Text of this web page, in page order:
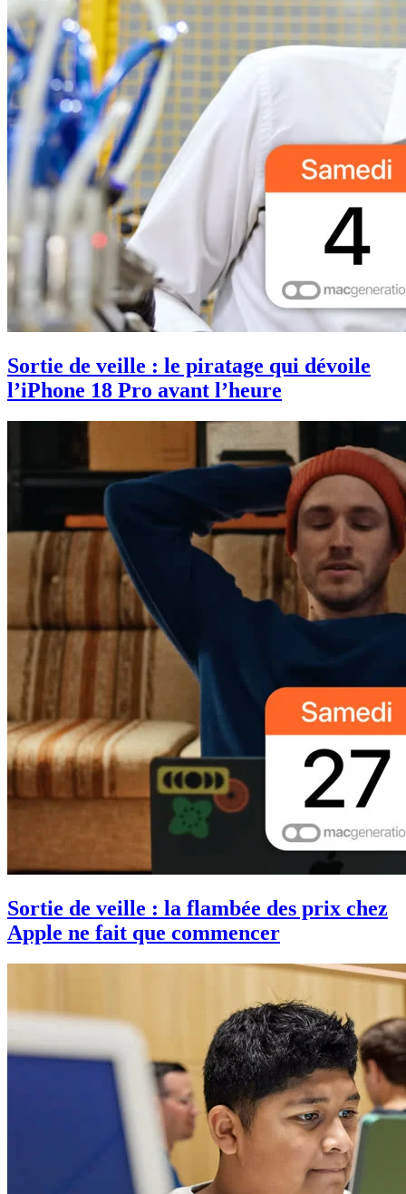
Sortie de veille : le piratage qui dévoile
l’iPhone 18 Pro avant l’heure
Sortie de veille : la flambée des prix chez
Apple ne fait que commencer